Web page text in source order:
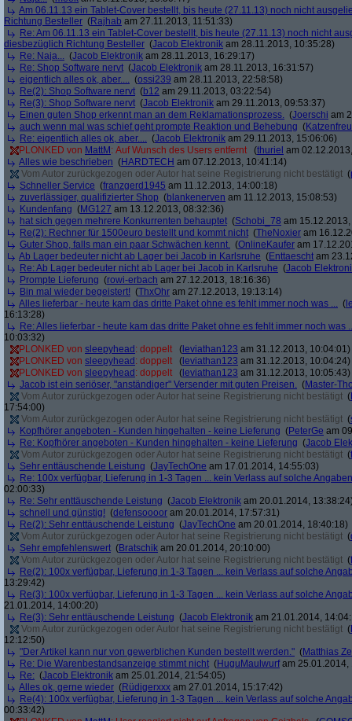
Am 06.11.13 ein Tablet-Cover bestellt, bis heute (27.11.13) noch nicht
Richtung Besteller (Rajhab am 27.11.2013, 11:51:33)
Re: Am 06.11.13 ein Tablet-Cover bestellt, bis heute (27.11.13) noch nicht
diesbezüglich Richtung Besteller (Jacob Elektronik am 28.11.2013, 10:35:28)
Re: Naja... (Jacob Elektronik am 28.11.2013, 16:29:17)
Re: Shop Software nervt (Jacob Elektronik am 28.11.2013, 16:31:57)
eigentlich alles ok, aber.... (ossi239 am 28.11.2013, 22:58:58)
Re(2): Shop Software nervt (b12 am 29.11.2013, 03:22:54)
Re(3): Shop Software nervt (Jacob Elektronik am 29.11.2013, 09:53:37)
Einen guten Shop erkennt man an dem Reklamationsprozess. (Joerschi am
auch wenn mal was schief geht prompte Reaktion und Behebung (
Re: eigentlich alles ok, aber.... (Jacob Elektronik am 29.11.2013, 15:06:06)
PLONKED von MattM : Auf Wunsch des Users entfernt (thuriel am
Alles wie beschrieben (HARDTECH am 07.12.2013, 10:41:14)
Vom Autor zurückgezogen oder Autor hat seine Registrierung nicht bestätigt (
Schneller Service (franzgerd1945 am 11.12.2013, 14:00:18)
zuverlässiger, qualifizierter Shop (blankenerven am 11.12.2013, 15:08:53)
Kundenfang (MG127 am 13.12.2013, 08:32:36)
hat sich gegen mehrere Konkurrenten behauptet (Schobi_78 am
Re(2): Rechner für 1500euro bestellt und kommt nicht (TheNoxier am
Guter Shop, falls man ein paar Schwächen kennt. (OnlineKaufer am
Ab Lager bedeuter nicht ab Lager bei Jacob in Karlsruhe (Enttaescht am
Re: Ab Lager bedeuter nicht ab Lager bei Jacob in Karlsruhe (Jacob
Prompte Lieferung (rowi-erbach am 27.12.2013, 18:16:36)
Bin mal wieder begeistert! (ThxOhr am 27.12.2013, 19:13:14)
Alles lieferbar - heute kam das dritte Paket ohne es fehlt immer noch was ... (
16:13:28)
Re: Alles lieferbar - heute kam das dritte Paket ohne es fehlt immer noch was
10:03:32)
PLONKED von sleepyhead : doppelt ( leviathan123 am 31.12.2013, 10:04:01)
PLONKED von sleepyhead : doppelt ( leviathan123 am 31.12.2013, 10:04:24)
PLONKED von sleepyhead : doppelt ( leviathan123 am 31.12.2013, 10:05:43)
Jacob ist ein seriöser, "anständiger" Versender mit guten Preisen. (Master-
Vom Autor zurückgezogen oder Autor hat seine Registrierung nicht bestätigt (
17:54:00)
Vom Autor zurückgezogen oder Autor hat seine Registrierung nicht bestätigt (
Kopfhörer angeboten - Kunden hingehalten - keine Lieferung (PeterGe am
Re: Kopfhörer angeboten - Kunden hingehalten - keine Lieferung (Jacob
Vom Autor zurückgezogen oder Autor hat seine Registrierung nicht bestätigt (
Sehr enttäuschende Leistung (JayTechOne am 17.01.2014, 14:55:03)
Re: 100x verfügbar, Lieferung in 1-3 Tagen ... kein Verlass auf solche
02:00:33)
Re: Sehr enttäuschende Leistung (Jacob Elektronik am 20.01.2014,
schnell und günstig! (defensoooor am 20.01.2014, 17:57:31)
Re(2): Sehr enttäuschende Leistung (JayTechOne am 20.01.2014, 18:40:18)
Vom Autor zurückgezogen oder Autor hat seine Registrierung nicht bestätigt (
Sehr empfehlenswert (Bratschik am 20.01.2014, 20:10:00)
Vom Autor zurückgezogen oder Autor hat seine Registrierung nicht bestätigt (
Re(2): 100x verfügbar, Lieferung in 1-3 Tagen ... kein Verlass auf solche
13:29:42)
Re(3): 100x verfügbar, Lieferung in 1-3 Tagen ... kein Verlass auf solche
21.01.2014, 14:00:20)
Re(3): Sehr enttäuschende Leistung (Jacob Elektronik am 21.01.2014,
Vom Autor zurückgezogen oder Autor hat seine Registrierung nicht bestätigt (
12:12:50)
"Der Artikel kann nur von gewerblichen Kunden bestellt werden." (Matthias
Re: Die Warenbestandsanzeige stimmt nicht (HuguMaulwurfam 25.01.2014,
Re: (Jacob Elektronik am 25.01.2014, 21:54:05)
Alles ok, gerne wieder (Rüdigerxxx am 27.01.2014, 15:17:42)
Re(4): 100x verfügbar, Lieferung in 1-3 Tagen ... kein Verlass auf solche
00:33:42)